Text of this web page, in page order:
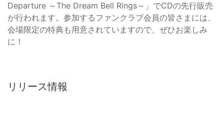
Departure ～The Dream Bell Rings～」でCDの先行販売
が行われます。参加するファンクラブ会員の皆さまには、
会場限定の特典も用意されていますので、ぜひお楽しみ
に！
リリース情報